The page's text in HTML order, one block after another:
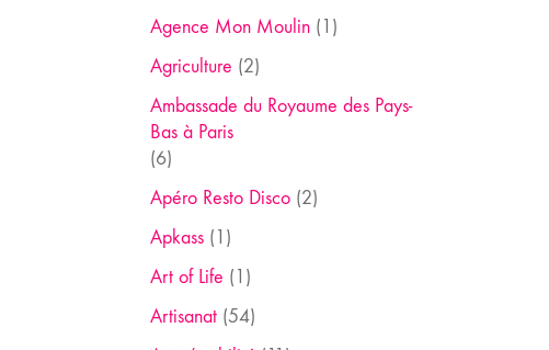
Agence Mon Moulin(1)
Agriculture (2)
Ambassade du Royaume des Pays-
Bas à Paris
(6)
Apéro Resto Disco(2)
Apkass(1)
Art of Life (1)
Artisanat(54)